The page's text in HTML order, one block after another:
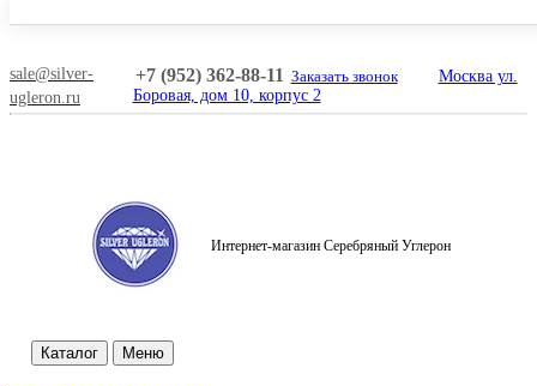
sale@silver-
ugleron.ru
+7 (952) 362-88-11 Заказать звонок
Москва ул.
Боровая, дом 10, корпус 2
Интернет-магазин Серебряный Углерон
Каталог Меню